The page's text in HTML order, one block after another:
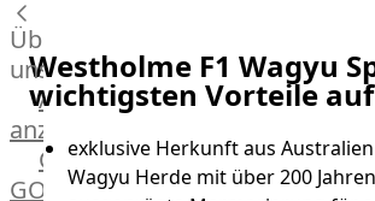
Über
uns
Alle
anzeigen
OTTO
GOURMET
Westholme F1 Wagyu
wichtigsten Vorteile
exklusive Herkunft aus
Wagyu Herde mit über 200